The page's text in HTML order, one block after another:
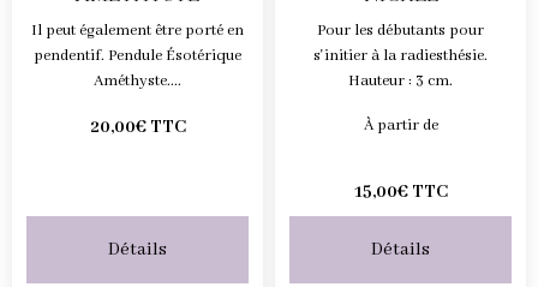
Il peut également être porté en
pendentif. Pendule Ésotérique
Améthyste....
20,00€ TTC
Détails
Pour les débutants pour
s'initier à la radiesthésie.
Hauteur : 3 cm.
À partir de
15,00€ TTC
Détails